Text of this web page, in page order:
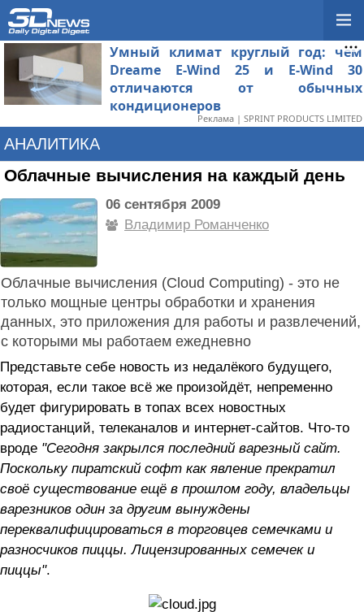
Умный климат круглый год: чем
Dreame E-Wind 25 и E-Wind 30
отличаются от обычных
кондиционеров
Реклама | SPRINT PRODUCTS LIMITED
АНАЛИТИКА
Облачные вычисления на каждый день
06 сентября 2009
Владимир Романченко
Облачные вычисления (Cloud Computing) - это не
только мощные центры обработки и хранения
данных, это приложения для работы и развлечений,
с которыми мы работаем ежедневно
Представьте себе новость из недалёкого будущего,
которая, если такое всё же произойдёт, непременно
будет фигурировать в топах всех новостных
радиостанций, телеканалов и интернет-сайтов. Что-то
вроде "Сегодня закрылся последний варезный сайт.
Поскольку пиратский софт как явление прекратил
своё существование ещё в прошлом году, владельцы
варезников один за другим вынуждены
переквалифицироваться в торговцев семечками и
разносчиков пиццы. Лицензированных семечек и
пиццы".